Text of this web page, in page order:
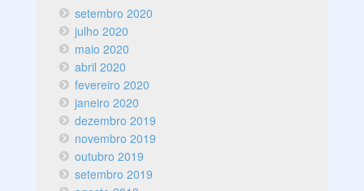
setembro 2020
julho 2020
maio 2020
abril 2020
fevereiro 2020
janeiro 2020
dezembro 2019
novembro 2019
outubro 2019
setembro 2019